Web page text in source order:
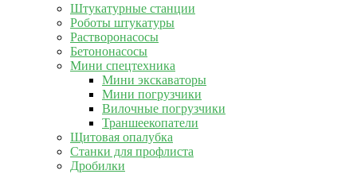
Штукатурные станции
Роботы штукатуры
Растворонасосы
Бетононасосы
Мини спецтехника
Мини экскаваторы
Мини погрузчики
Вилочные погрузчики
Траншеекопатели
Щитовая опалубка
Станки для профлиста
Дробилки